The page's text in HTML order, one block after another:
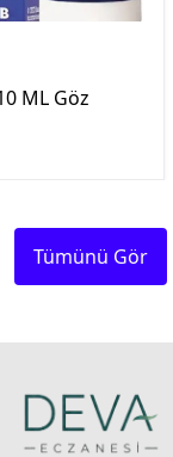
ML Göz
Tümünü Gör